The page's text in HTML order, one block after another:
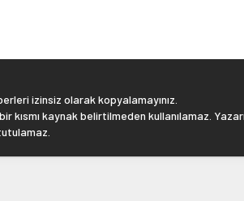
izinsiz olarak kopyalamayınız.
kısmı kaynak belirtilmeden kullanılamaz.